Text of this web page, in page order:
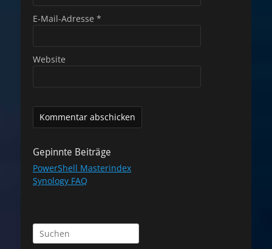
E-Mail-Adresse *
Website
Gepinnte Beiträge
PowerShell Masterindex
Synology FAQ
Suchen
nach: